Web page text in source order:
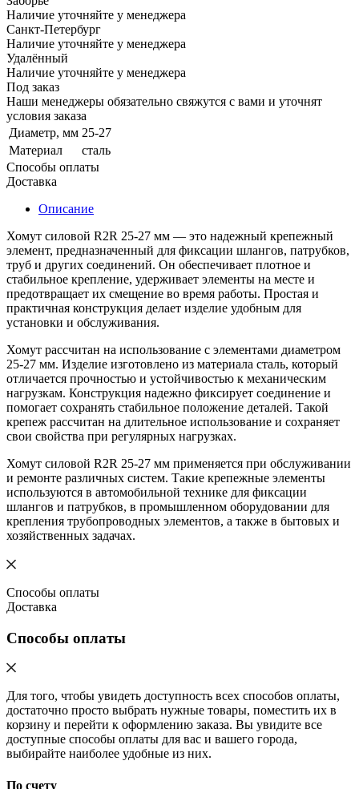
Наличие уточняйте у менеджера
Санкт-Петербург
Наличие уточняйте у менеджера
Удалённый
Наличие уточняйте у менеджера
Под заказ
Наши менеджеры обязательно свяжутся с вами и уточнят
условия заказа
Диаметр, мм 25-27
Материал
сталь
Способы оплаты
Доставка
Описание
Хомут силовой R2R 25-27 мм — это надежный крепежный
элемент, предназначенный для фиксации шлангов, патрубков,
труб и других соединений. Он обеспечивает плотное и
стабильное крепление, удерживает элементы на месте и
предотвращает их смещение во время работы. Простая и
практичная конструкция делает изделие удобным для
установки и обслуживания.
Хомут рассчитан на использование с элементами диаметром
25-27 мм. Изделие изготовлено из материала сталь, который
отличается прочностью и устойчивостью к механическим
нагрузкам. Конструкция надежно фиксирует соединение и
помогает сохранять стабильное положение деталей. Такой
крепеж рассчитан на длительное использование и сохраняет
свои свойства при регулярных нагрузках.
Хомут силовой R2R 25-27 мм применяется при обслуживании
и ремонте различных систем. Такие крепежные элементы
используются в автомобильной технике для фиксации
шлангов и патрубков, в промышленном оборудовании для
крепления трубопроводных элементов, а также в бытовых и
хозяйственных задачах.
Способы оплаты
Доставка
Способы оплаты
Для того, чтобы увидеть доступность всех способов оплаты,
достаточно просто выбрать нужные товары, поместить их в
корзину и перейти к оформлению заказа. Вы увидите все
доступные способы оплаты для вас и вашего города,
выбирайте наиболее удобные из них.
По счету